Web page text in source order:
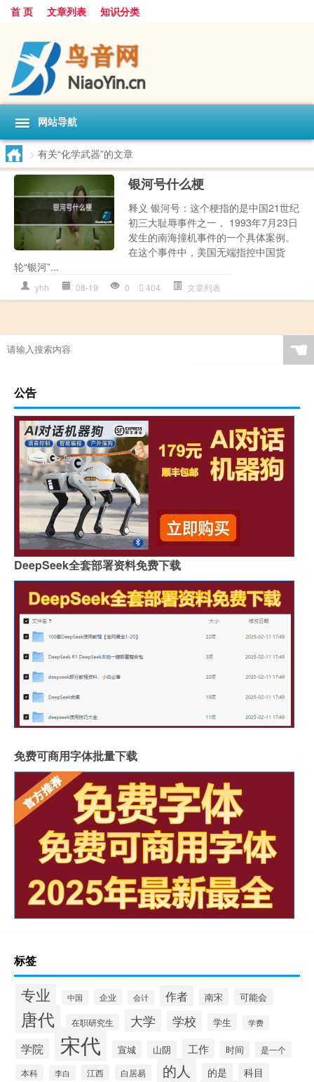
首 页 文章列表 知识分类
网站导航
> 有关“化学武器”的文章
银河号什么梗
释义 银河号：这个梗指的是中国21世纪
初三大耻辱事件之一， 1993年7月23日
发生的南海撞机事件的一个具体案例。
在这个事件中，美国无端指控中国货
轮“银河”...
yhh 08-19 0 404 文章列表
☚
公告
DeepSeek全套部署资料免费下载
免费可商用字体批量下载
标签
专业 中国 企业 会计 作者 南宋 可能会
唐代 在职研究生 大学 学校 学生 学费
学院 宋代 宣城 山阴 工作 时间
是一个
本科
李白 江西 白居易 的人 的是 科目